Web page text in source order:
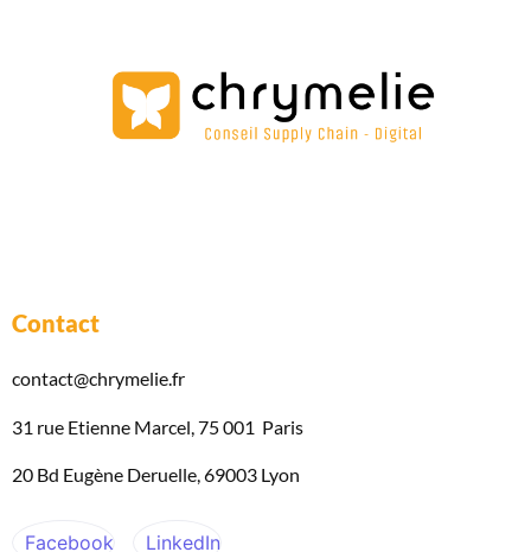
Contact
contact@chrymelie.fr
31 rue Etienne Marcel, 75 001 Paris
20 Bd Eugène Deruelle, 69003 Lyon
Facebook LinkedIn